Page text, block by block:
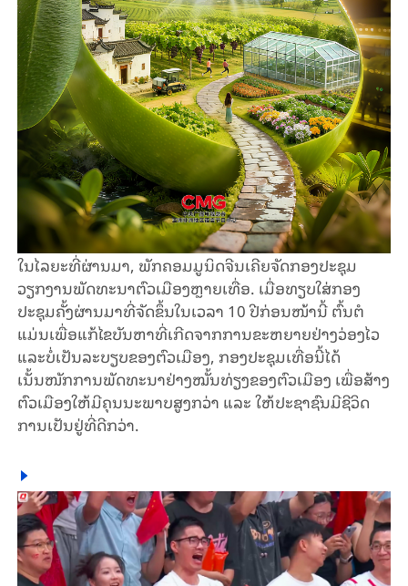
ໃນໄລຍະທີ່ຜ່ານມາ, ພັກຄອມມູນິດຈີນເຄີຍຈັດກອງປະຊຸມ
ວຽກງານພັດທະນາຕົວເມືອງຫຼາຍເທື່ອ. ເມື່ອທຽບໃສ່ກອງ
ປະຊຸມຄັ້ງຜ່ານມາທີ່ຈັດຂຶ້ນໃນເວລາ 10 ປີກ່ອນໜ້ານີ້ ຕົ້ນຕໍ
ແມ່ນເພື່ອແກ້ໄຂບັນຫາທີ່​ເກີດຈາກການຂະຫຍາຍຢ່າງວ່ອງ​ໄວ​
ແລະ​ບໍ່​ເປັນ​ລະ​ບຽບຂອງຕົວເມືອງ, ກອງປະຊຸມເທື່ອນີ້ໄດ້
ເນັ້ນໜັກການພັດທະນາຢ່າງໝັ້ນທ່ຽງຂອງຕົວເມືອງ ເພື່ອສ້າງ
ຕົວເມືອງໃຫ້ມີຄຸນນະພາບສູງກວ່າ ແລະ ໃຫ້ປະຊາຊົນມີຊີວິດ
ການເປັນຢູ່ທີ່ດີກວ່າ.